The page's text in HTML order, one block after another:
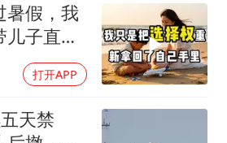
暑假，我
子直飞
打开APP
天禁